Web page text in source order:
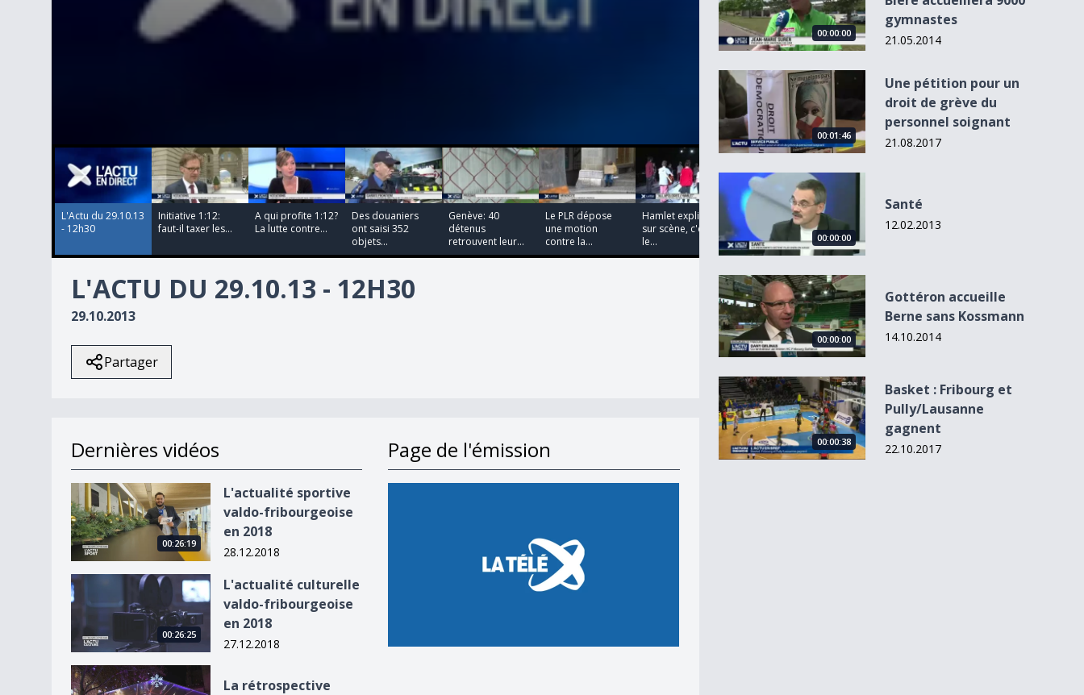
0
seconds
secondsVolume
90%
L'Actu du 29.10.13
- 12h30
Initiative 1:12:
faut-il taxer les...
A qui profite 1:12?
La lutte contre...
Des douaniers
ont saisi 352
objets...
Genève: 40
détenus
retrouvent leur...
Le PLR dépose
une motion
contre la...
Hamlet expliqué
sur scène, c'est
le...
Tendances: zoom
sur la psycho-
décor...
00:00:00
L'Actu du 29.10.13
L'ACTU DU 29.10.13 - 12H30
29.10.2013
Partager
Dernières vidéos
L&#039;actualité sportive valdo-fribourgeoise en 2018
00:26:19
L'actualité sportive
valdo-fribourgeoise
en 2018
28.12.2018
L&#039;actualité culturelle valdo-fribourgeoise en 2018
00:26:25
L'actualité culturelle
valdo-fribourgeoise
en 2018
27.12.2018
La rétrospective vaudoise 2018
La rétrospective
Page de l'émission
00:00:00
gymnastes
21.05.2014
Une pétition pour un droit de grève du personnel soignant
00:01:46
Une pétition pour un
droit de grève du
personnel soignant
21.08.2017
Santé
00:00:00
Santé
12.02.2013
Gottéron accueille Berne sans Kossmann
00:00:00
Gottéron accueille
Berne sans Kossmann
14.10.2014
Basket : Fribourg et Pully/Lausanne gagnent
00:00:38
Basket : Fribourg et
Pully/Lausanne
gagnent
22.10.2017